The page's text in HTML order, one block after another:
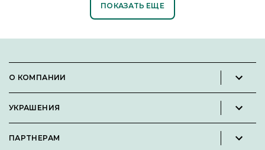
ПОКАЗАТЬ ЕЩЕ
О КОМПАНИИ
Вакансии
УКРАШЕНИЯ
Кольца
ПАРТНЕРАМ